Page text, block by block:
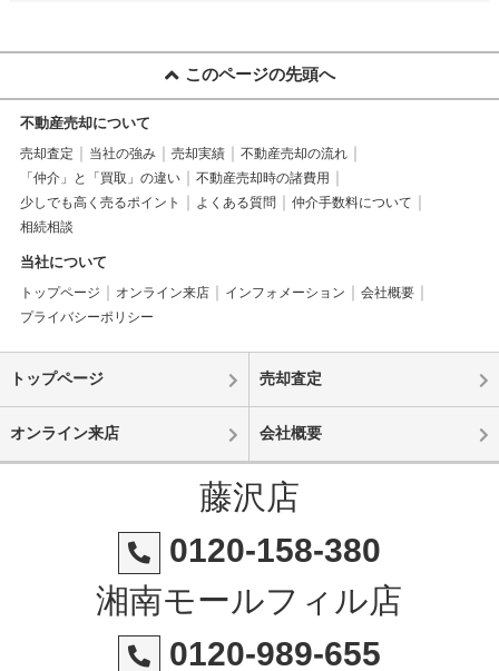
このページの先頭へ
不動産売却について
売却査定 当社の強み 売却実績
不動産売却の流れ
「仲介」と「買取」の違い
不動産売却時の諸費用
少しでも高く売るポイント
よくある質問
仲介手数料について
相続相談
当社について
トップページ オンライン来店 インフォメーション
会社概要
プライバシーポリシー
トップページ 売却査定
オンライン来店 会社概要
藤沢店
0120-158-380
湘南モールフィル店
0120-989-655